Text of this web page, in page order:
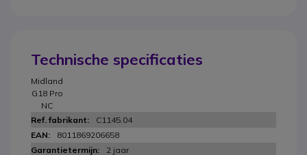
Technische specificaties
Midland
G18 Pro
NC
C1145.04
8011869206658
2 jaar